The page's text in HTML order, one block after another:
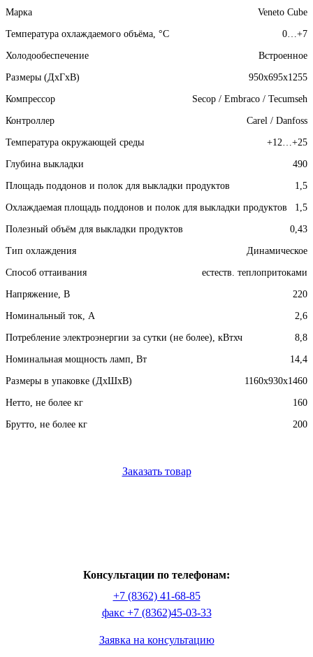
Марка Veneto Cube
Температура охлаждаемого объёма, °C 0…+7
Холодообеспечение Встроенное
Размеры (ДхГхВ) 950x695x1255
Компрессор Secop / Embraco / Tecumseh
Контроллер Carel / Danfoss
Температура окружающей среды +12…+25
Глубина выкладки 490
Площадь поддонов и полок для выкладки продуктов 1,5
Охлаждаемая площадь поддонов и полок для выкладки продуктов 1,5
Полезный объём для выкладки продуктов 0,43
Тип охлаждения Динамическое
Способ оттаивания естеств. теплопритоками
Напряжение, В 220
Номинальный ток, A 2,6
Потребление электроэнергии за сутки (не более), кВтхч 8,8
Номинальная мощность ламп, Вт 14,4
Размеры в упаковке (ДхШхВ) 1160x930x1460
Нетто, не более кг 160
Брутто, не более кг 200
Заказать товар
Консультации по телефонам:
+7 (8362) 41-68-85
факс +7 (8362)45-03-33
Заявка на консультацию